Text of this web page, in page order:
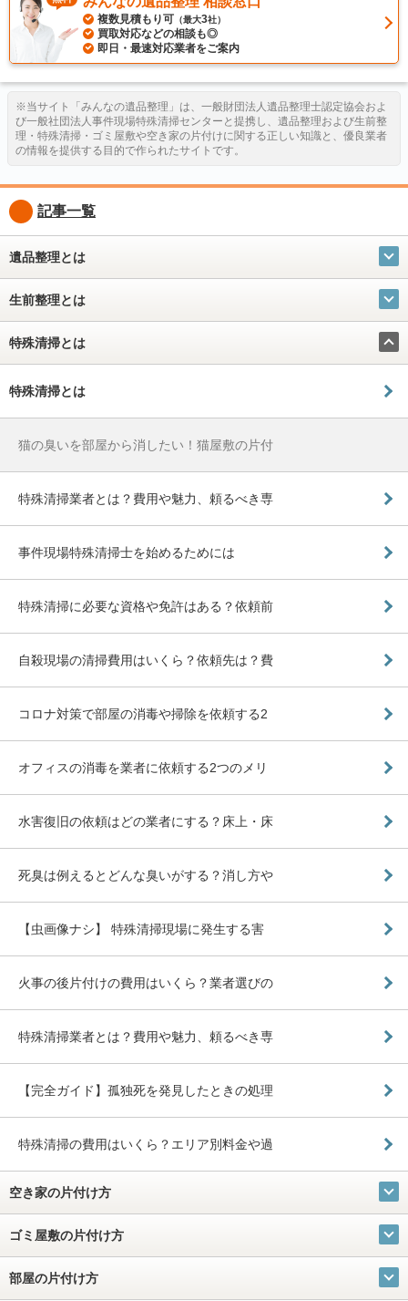
複数見積もり可 （最大3社）
買取対応などの相談も◎
即日・最速対応業者をご案内
※当サイト「みんなの遺品整理」は、一般財団法人遺品整理士認定協会およ
び一般社団法人事件現場特殊清掃センターと提携し、遺品整理および生前整
理・特殊清掃・ゴミ屋敷や空き家の片付けに関する正しい知識と、優良業者
の情報を提供する目的で作られたサイトです。
記事一覧
遺品整理とは
生前整理とは
特殊清掃とは
特殊清掃とは
猫の臭いを部屋から消したい！猫屋敷の片付
特殊清掃業者とは？費用や魅力、頼るべき専
事件現場特殊清掃士を始めるためには
特殊清掃に必要な資格や免許はある？依頼前
自殺現場の清掃費用はいくら？依頼先は？費
コロナ対策で部屋の消毒や掃除を依頼する2
オフィスの消毒を業者に依頼する2つのメリ
水害復旧の依頼はどの業者にする？床上・床
死臭は例えるとどんな臭いがする？消し方や
【虫画像ナシ】 特殊清掃現場に発生する害
火事の後片付けの費用はいくら？業者選びの
特殊清掃業者とは？費用や魅力、頼るべき専
【完全ガイド】孤独死を発見したときの処理
特殊清掃の費用はいくら？エリア別料金や過
空き家の片付け方
ゴミ屋敷の片付け方
部屋の片付け方